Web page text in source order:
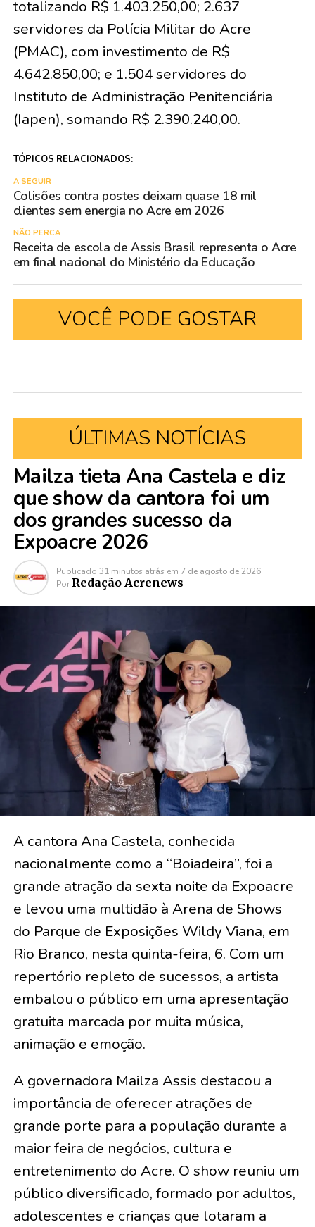
totalizando R$ 1.403.250,00; 2.637
servidores da Polícia Militar do Acre
(PMAC), com investimento de R$
4.642.850,00; e 1.504 servidores do
Instituto de Administração Penitenciária
(Iapen), somando R$ 2.390.240,00.
TÓPICOS RELACIONADOS:
A SEGUIR
Colisões contra postes deixam quase 18 mil
clientes sem energia no Acre em 2026
NÃO PERCA
Receita de escola de Assis Brasil representa o Acre
em final nacional do Ministério da Educação
VOCÊ PODE GOSTAR
ÚLTIMAS NOTÍCIAS
Mailza tieta Ana Castela e diz
que show da cantora foi um
dos grandes sucesso da
Expoacre 2026
Publicado 31 minutos atrás em 7 de agosto de 2026
Por Redação Acrenews
A cantora Ana Castela, conhecida
nacionalmente como a “Boiadeira”, foi a
grande atração da sexta noite da Expoacre
e levou uma multidão à Arena de Shows
do Parque de Exposições Wildy Viana, em
Rio Branco, nesta quinta-feira, 6. Com um
repertório repleto de sucessos, a artista
embalou o público em uma apresentação
gratuita marcada por muita música,
animação e emoção.
A governadora Mailza Assis destacou a
importância de oferecer atrações de
grande porte para a população durante a
maior feira de negócios, cultura e
entretenimento do Acre. O show reuniu um
público diversificado, formado por adultos,
adolescentes e crianças que lotaram a